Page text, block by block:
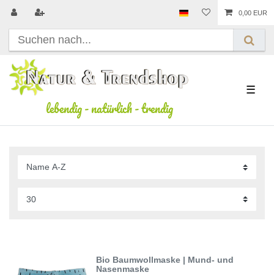
0,00 EUR
lebendig-natürlich-trendig
☰
Bio Baumwollmaske | Mund- und
Nasenmaske